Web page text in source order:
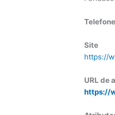
Site
https://
URL de
https://